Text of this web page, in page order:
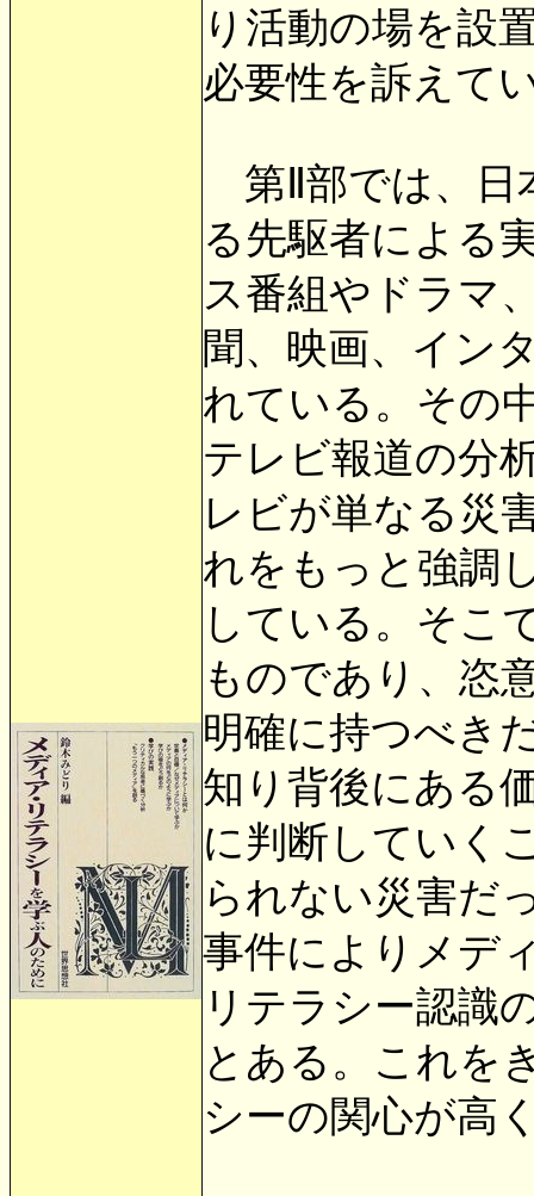
り活動の場を設
必要性を訴えて
第Ⅱ部では、日
る先駆者による
ス番組やドラマ
聞、映画、イン
れている。その
テレビ報道の分
レビが単なる災
れをもっと強調
している。そこ
ものであり、恣
明確に持つべき
知り背後にある
に判断していく
られない災害だ
事件によりメデ
リテラシー認識
とある。これを
シーの関心が高